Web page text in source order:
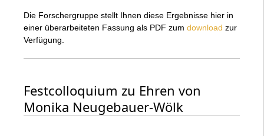
Die Forschergruppe stellt Ihnen diese Ergebnisse hier in
einer überarbeiteten Fassung als PDF zum download zur
Verfügung.
Festcolloquium zu Ehren von
Monika Neugebauer-Wölk